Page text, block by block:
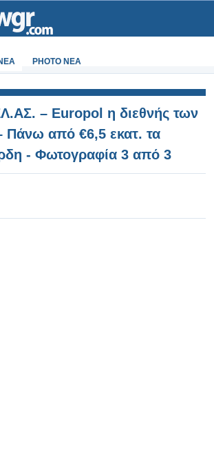
PHOTO NEA
– Europol η διεθνής των
Πάνω από €6,5 εκατ. τα
- Φωτογραφία 3 από 3